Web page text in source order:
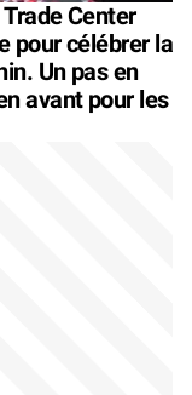
Center
pour célébrer la
Un pas en
avant pour les